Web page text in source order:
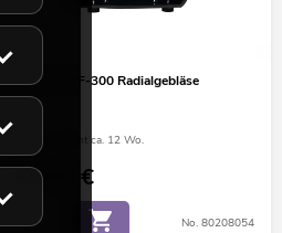
EUROLITE RF-300 Radialgebläse
Bestand reicht ca. 12 Wo.
159,00 €
No. 80208054